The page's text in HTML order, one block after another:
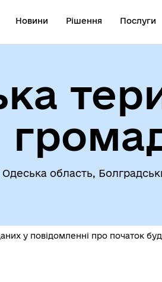
Новини Рішення Послуги
які
предметів
Одеська область,
у повідомленні про початок